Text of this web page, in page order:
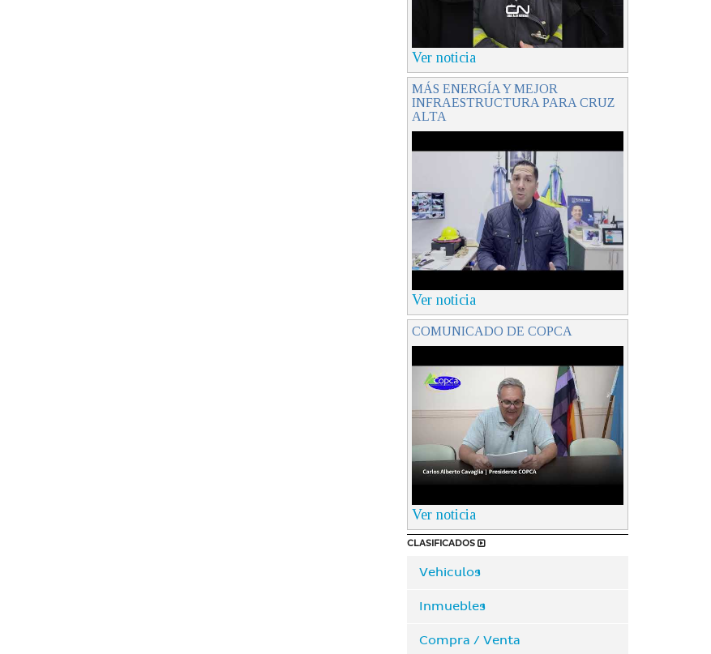
Ver noticia
MÁS ENERGÍA Y MEJOR
INFRAESTRUCTURA PARA CRUZ
ALTA
Ver noticia
COMUNICADO DE COPCA
Ver noticia
CLASIFICADOS
Vehiculos
Inmuebles
Compra / Venta